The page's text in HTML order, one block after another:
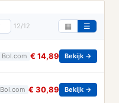
12/12 ▦ ☰
Bol.com € 14,89 Bekijk →
Bol.com € 30,89 Bekijk →